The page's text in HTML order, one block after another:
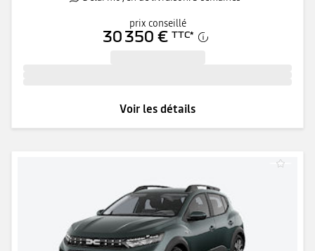
prix conseillé
30 350 € TTC*
Voir les détails